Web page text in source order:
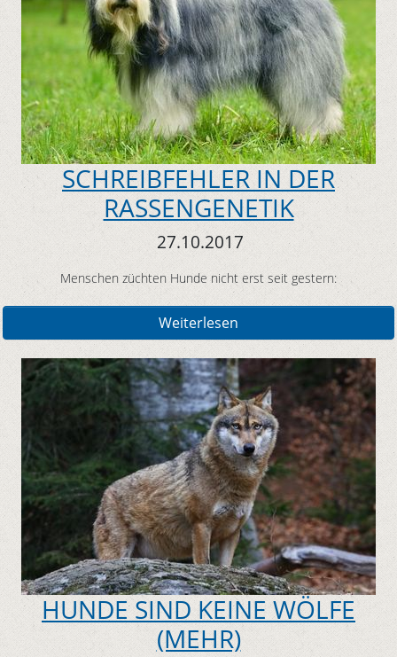
SCHREIBFEHLER IN DER
RASSENGENETIK
27.10.2017
Menschen züchten Hunde nicht erst seit gestern:
Weiterlesen
HUNDE SIND KEINE WÖLFE
(MEHR)